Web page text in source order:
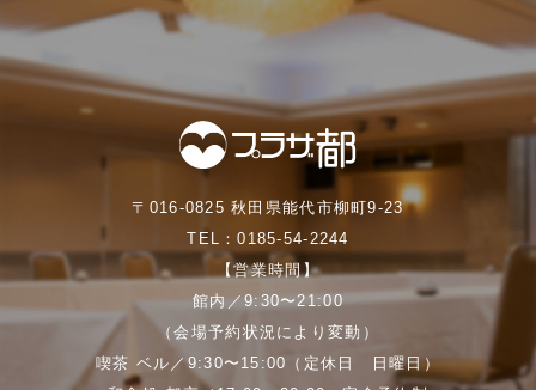
〒016-0825 秋田県能代市柳町9-23
TEL：0185-54-2244
【営業時間】
館内／9:30〜21:00
（会場予約状況により変動）
喫茶 ベル／9:30〜15:00（定休日 日曜日）